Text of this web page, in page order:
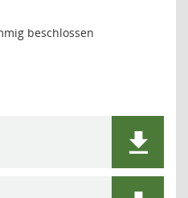
beschlossen